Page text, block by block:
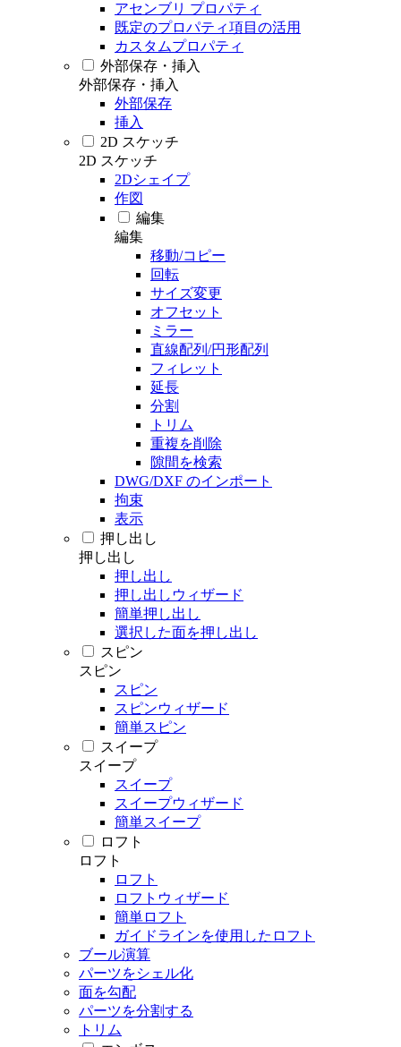
アセンブリ プロパティ
既定のプロパティ項目の活用
カスタムプロパティ
外部保存・挿入
外部保存・挿入
外部保存
挿入
2D スケッチ
2D スケッチ
2Dシェイプ
作図
編集
編集
移動/コピー
回転
サイズ変更
オフセット
ミラー
直線配列/円形配列
フィレット
延長
分割
トリム
重複を削除
隙間を検索
DWG/DXF のインポート
拘束
表示
押し出し
押し出し
押し出し
押し出しウィザード
簡単押し出し
選択した面を押し出し
スピン
スピン
スピン
スピンウィザード
簡単スピン
スイープ
スイープ
スイープ
スイープウィザード
簡単スイープ
ロフト
ロフト
ロフト
ロフトウィザード
簡単ロフト
ガイドラインを使用したロフト
ブール演算
パーツをシェル化
面を勾配
パーツを分割する
トリム